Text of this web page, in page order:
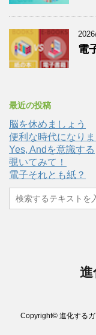
電
最近の投稿
脳を休めましょう
便利な時代になり
Yes, Andを意識する
覗いてみて！
電子それとも紙？
進
Copyright© 進化する